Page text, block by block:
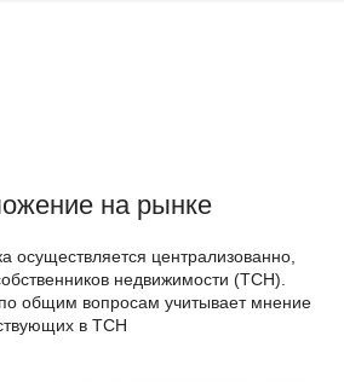
на рынке
осуществляется централизованно,
недвижимости (ТСН).
общим вопросам учитывает мнение
в ТСН